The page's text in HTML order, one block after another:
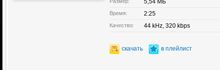
5,54 МБ
Время: 2:25
Качество: 44 kHz, 320 kbps
скачать в плейлист